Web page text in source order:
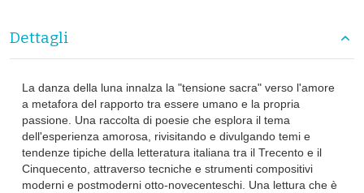
Dettagli
La danza della luna innalza la "tensione sacra" verso l'amore
a metafora del rapporto tra essere umano e la propria
passione. Una raccolta di poesie che esplora il tema
dell'esperienza amorosa, rivisitando e divulgando temi e
tendenze tipiche della letteratura italiana tra il Trecento e il
Cinquecento, attraverso tecniche e strumenti compositivi
moderni e postmoderni otto-novecenteschi. Una lettura che è